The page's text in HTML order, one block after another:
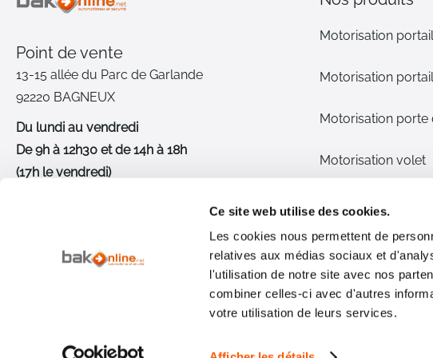
Ce site web utilise des cookies.
Les cookies nous permettent de
relatives aux médias sociaux et
l'utilisation de notre site avec nos
combiner celles-ci avec d'autres
votre utilisation de leurs services.
Point de vente
13-15 allée du Parc de Garlande
92220 BAGNEUX
Du lundi au vendredi
De 9h à 12h30 et de 14h à 18h
(17h le vendredi)
Nous contacter
Motorisation
Motorisation
Motorisation porte
Motorisation volet
Interphone/
Qui sommes nous ?